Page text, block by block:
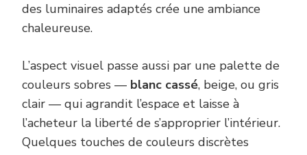
des luminaires adaptés crée une ambiance
chaleureuse.
L’aspect visuel passe aussi par une palette de
couleurs sobres — blanc cassé, beige, ou gris
clair — qui agrandit l’espace et laisse à
l’acheteur la liberté de s’approprier l’intérieur.
Quelques touches de couleurs discrètes